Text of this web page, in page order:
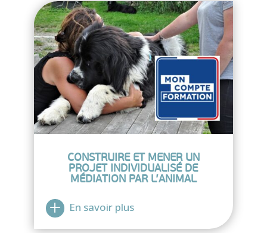
CONSTRUIRE ET MENER UN
PROJET INDIVIDUALISÉ DE
MÉDIATION PAR L’ANIMAL
En savoir plus